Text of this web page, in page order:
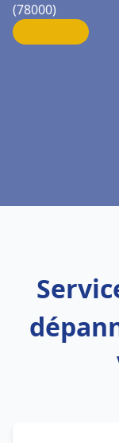
(78000)